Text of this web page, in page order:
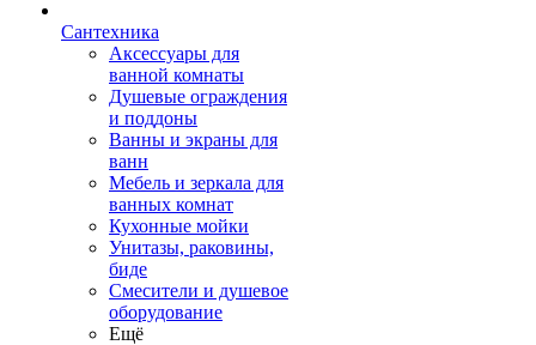
Сантехника
Аксессуары для
ванной комнаты
Душевые ограждения
и поддоны
Ванны и экраны для
ванн
Мебель и зеркала для
ванных комнат
Кухонные мойки
Унитазы, раковины,
биде
Смесители и душевое
оборудование
Ещё